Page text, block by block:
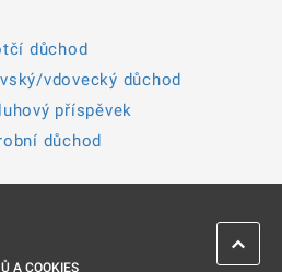
důchod
vdovecký důchod
příspěvek
důchod
A COOKIES